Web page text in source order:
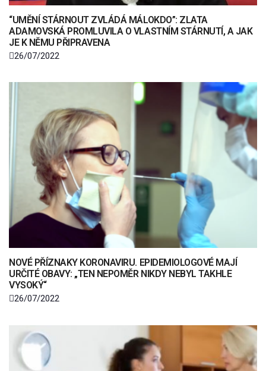
“UMĚNÍ STÁRNOUT ZVLÁDÁ MÁLOKDO”: ZLATA
ADAMOVSKÁ PROMLUVILA O VLASTNÍM STÁRNUTÍ, A JAK
JE K NĚMU PŘIPRAVENA
26/07/2022
NOVÉ PŘÍZNAKY KORONAVIRU. EPIDEMIOLOGOVÉ MAJÍ
URČITÉ OBAVY: „TEN NEPOMĚR NIKDY NEBYL TAKHLE
VYSOKÝ“
26/07/2022